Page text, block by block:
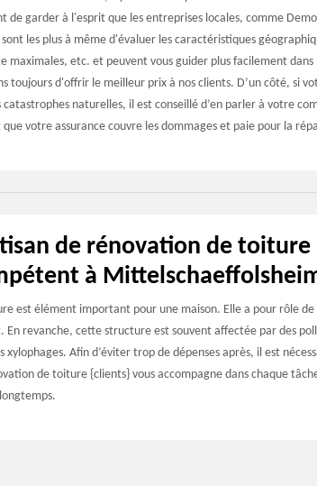
de garder à l'esprit que les entreprises locales, comme
les plus à même d'évaluer les caractéristiques
maximales, etc. et peuvent vous guider plus facilement
toujours d'offrir le meilleur prix à nos clients. D’un côté, si
catastrophes naturelles, il est conseillé d’en parler à votre
que votre assurance couvre les dommages et paie pour la
de rénovation de
à
est élément important pour une maison. Elle a pour rôle
En revanche, cette structure est souvent affectée par des
xylophages. Afin d’éviter trop de dépenses après, il est
de toiture {clients} vous accompagne dans chaque